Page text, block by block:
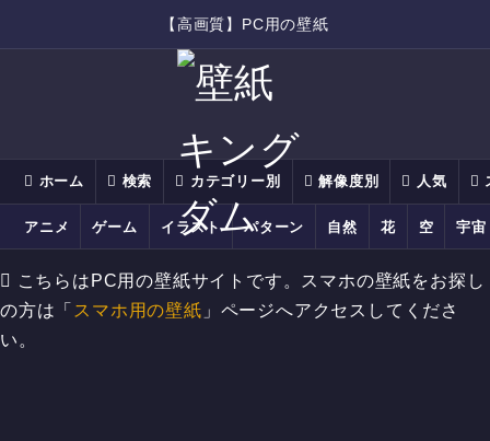
【高画質】PC用の壁紙
ホーム 検索 カテゴリー別 解像度別 人気
アニメ ゲーム イラスト パターン 自然 花 空 宇宙
こちらはPC用の壁紙サイトです。スマホの壁紙をお探し
の方は「 スマホ用の壁紙 」ページへアクセスしてくださ
い。